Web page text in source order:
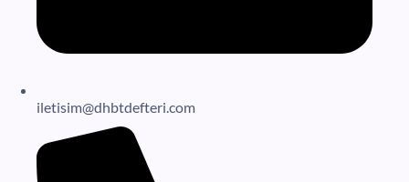
iletisim@dhbtdefteri.com